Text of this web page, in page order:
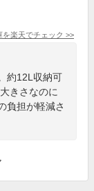
を楽天でチェック >>
約12L収納可
きさなのに
負担が軽減さ